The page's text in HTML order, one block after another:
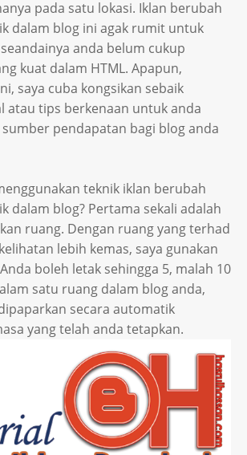
pada satu lokasi. Iklan berubah
dalam blog ini agak rumit untuk
anda belum cukup
kuat dalam HTML. Apapun,
saya cuba kongsikan sebaik
atau tips berkenaan untuk anda
pendapatan bagi blog anda
teknik iklan berubah
dalam blog? Pertama sekali adalah
ruang. Dengan ruang yang terhad
lebih kemas, saya gunakan
boleh letak sehingga 5, malah 10
satu ruang dalam blog anda,
secara automatik
yang telah anda tetapkan.